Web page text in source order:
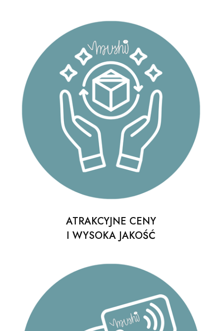
ATRAKCYJNE CENY
I WYSOKA JAKOŚĆ